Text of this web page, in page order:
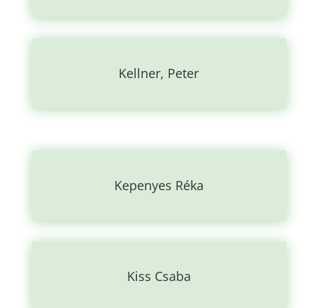
Kellner, Peter
Kepenyes Réka
Kiss Csaba